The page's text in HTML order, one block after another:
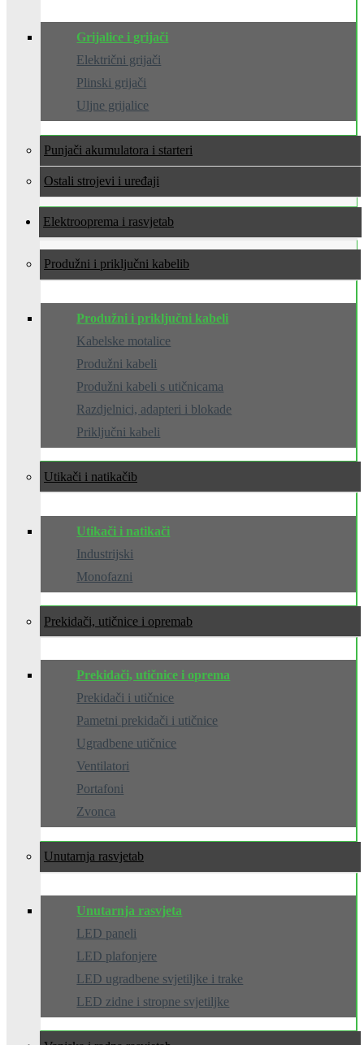
Grijalice i grijači
Električni grijači
Plinski grijači
Uljne grijalice
Punjači akumulatora i starteri
Ostali strojevi i uređaji
Elektrooprema i rasvjeta
Produžni i priključni kabeli
Produžni i priključni kabeli
Kabelske motalice
Produžni kabeli
Produžni kabeli s utičnicama
Razdjelnici, adapteri i blokade
Priključni kabeli
Utikači i natikači
Utikači i natikači
Industrijski
Monofazni
Prekidači, utičnice i oprema
Prekidači, utičnice i oprema
Prekidači i utičnice
Pametni prekidači i utičnice
Ugradbene utičnice
Ventilatori
Portafoni
Zvonca
Unutarnja rasvjeta
Unutarnja rasvjeta
LED paneli
LED plafonjere
LED ugradbene svjetiljke i trake
LED zidne i stropne svjetiljke